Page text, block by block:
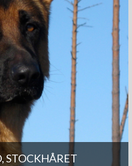
STOCKHÅRET